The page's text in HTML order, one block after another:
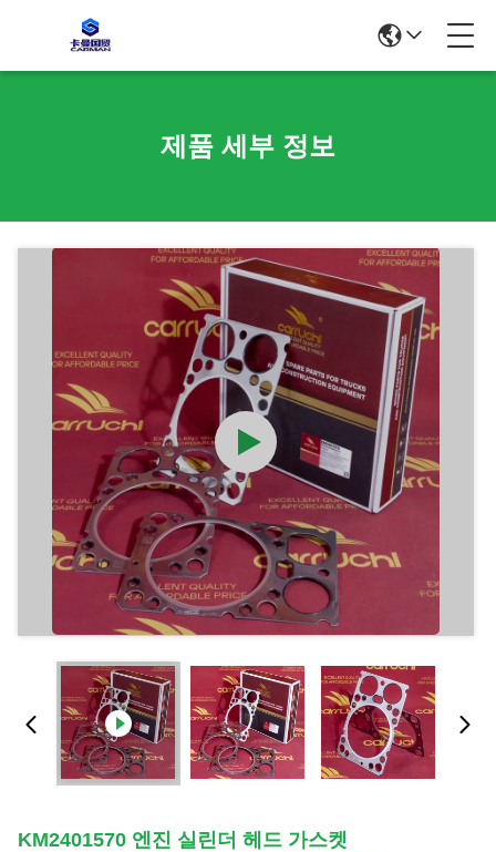
제품 세부 정보
KM2401570 엔진 실린더 헤드 가스켓